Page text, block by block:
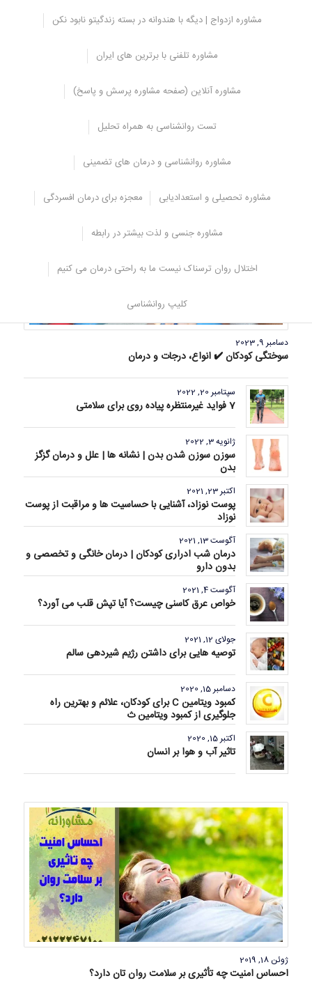
مشاوره ازدواج | دیگه با هندوانه در بسته زندگیتو نابود نکن
مشاوره تلفنی با برترین های ایران
مشاوره آنلاین (صفحه مشاوره پرسش و پاسخ)
تست روانشناسی به همراه تحلیل
مشاوره روانشناسی و درمان های تضمینی
مشاوره تحصیلی و استعدادیابی معجزه برای درمان افسردگی
مشاوره جنسی و لذت بیشتر در رابطه
اختلال روان ترسناک نیست ما به راحتی درمان می کنیم
کلیپ روانشناسی
تکرر ادرار در افراد مسن
هستند زیرا پروستات معمولاً با افزایش
سن بزرگ می شود (عارضه ای به نام هیپرپلازی خوش خیم پروستات). در
تکرر ادراربه دلیل عوامل متعددی مانند ضعیف شدن بافت
یائسگی شایع تر است.
Why do I have to pee all the time
دسامبر 9, 2023
سوختگی کودکان ✔️ انواع، درجات و درمان
سپتامبر 20, 2022
7 فواید غیرمنتظره پیاده روی برای سلامتی
ژانویه 3, 2022
سوزن سوزن شدن بدن | نشانه ها | علل و درمان گزگز
بدن
اکتبر 23, 2021
پوست نوزاد، آشنایی با حساسیت ها و مراقبت از پوست
نوزاد
آگوست 13, 2021
درمان شب ادراری کودکان | درمان خانگی و تخصصی و
بدون دارو
آگوست 4, 2021
خواص عرق کاسنی چیست؟ آیا تپش قلب می آورد؟
جولای 12, 2021
توصیه هایی برای داشتن رژیم شیردهی سالم
دسامبر 15, 2020
کمبود ویتامین C برای کودکان، علائم و بهترین راه
جلوگیری از کمبود ویتامین ث
اکتبر 15, 2020
تاثیر آب و هوا بر انسان
ژوئن 18, 2019
احساس امنیت چه تأثیری بر سلامت روان تان دارد؟